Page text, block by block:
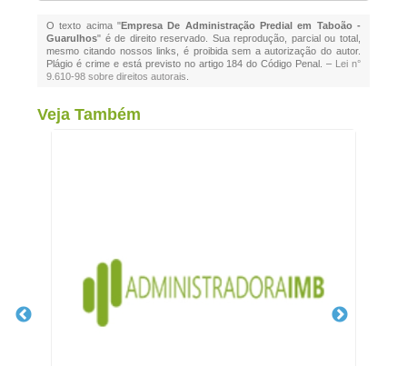
O texto acima "Empresa De Administração Predial em Taboão -
Guarulhos" é de direito reservado. Sua reprodução, parcial ou total,
mesmo citando nossos links, é proibida sem a autorização do autor.
Plágio é crime e está previsto no artigo 184 do Código Penal. – Lei n°
9.610-98 sobre direitos autorais
Veja Também